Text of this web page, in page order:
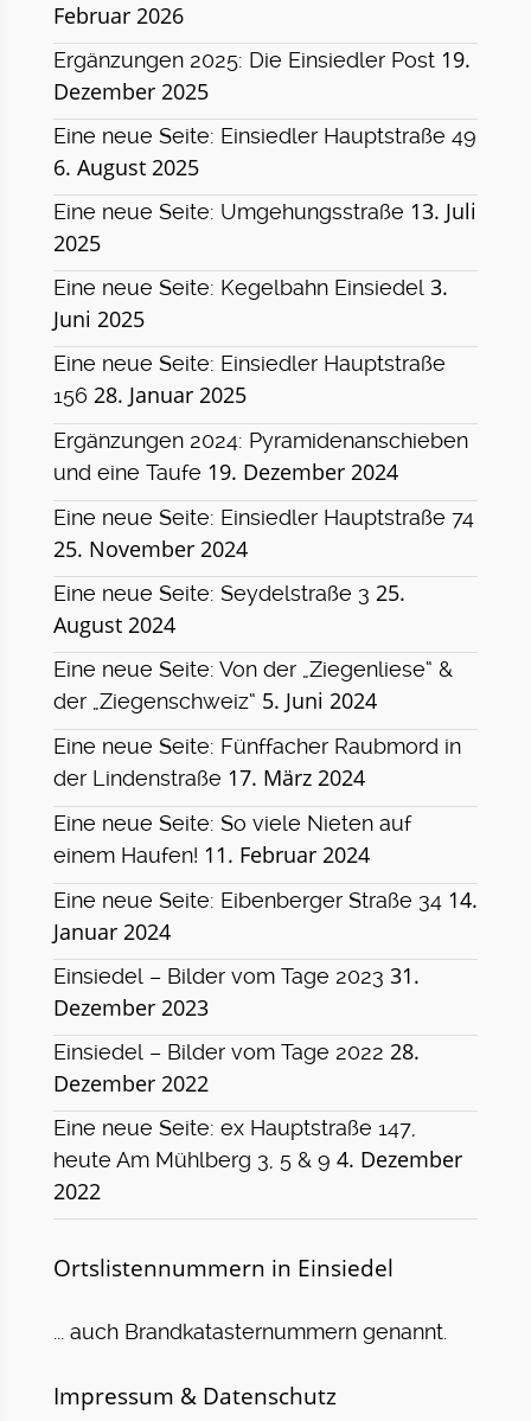
Februar 2026
Ergänzungen 2025: Die Einsiedler Post 19.
Dezember 2025
Eine neue Seite: Einsiedler Hauptstraße 49
6. August 2025
Eine neue Seite: Umgehungsstraße 13. Juli
2025
Eine neue Seite: Kegelbahn Einsiedel 3.
Juni 2025
Eine neue Seite: Einsiedler Hauptstraße
156 28. Januar 2025
Ergänzungen 2024: Pyramidenanschieben
und eine Taufe 19. Dezember 2024
Eine neue Seite: Einsiedler Hauptstraße 74
25. November 2024
Eine neue Seite: Seydelstraße 3 25.
August 2024
Eine neue Seite: Von der „Ziegenliese“ &
der „Ziegenschweiz“ 5. Juni 2024
Eine neue Seite: Fünffacher Raubmord in
der Lindenstraße 17. März 2024
Eine neue Seite: So viele Nieten auf
einem Haufen! 11. Februar 2024
Eine neue Seite: Eibenberger Straße 34 14.
Januar 2024
Einsiedel – Bilder vom Tage 2023 31.
Dezember 2023
Einsiedel – Bilder vom Tage 2022 28.
Dezember 2022
Eine neue Seite: ex Hauptstraße 147,
heute Am Mühlberg 3, 5 & 9 4. Dezember
2022
Ortslistennummern in Einsiedel
... auch Brandkatasternummern genannt.
Impressum & Datenschutz